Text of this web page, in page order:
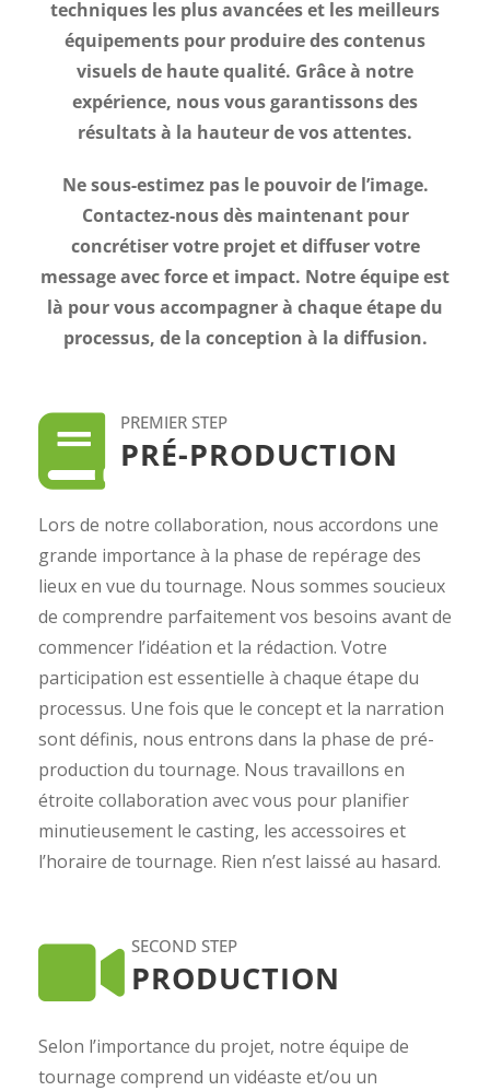
techniques les plus avancées et les meilleurs
équipements pour produire des contenus
visuels de haute qualité. Grâce à notre
expérience, nous vous garantissons des
résultats à la hauteur de vos attentes.
Ne sous-estimez pas le pouvoir de l’image.
Contactez-nous dès maintenant pour
concrétiser votre projet et diffuser votre
message avec force et impact. Notre équipe est
là pour vous accompagner à chaque étape du
processus, de la conception à la diffusion.
PREMIER STEP
PRÉ-PRODUCTION
Lors de notre collaboration, nous accordons une
grande importance à la phase de repérage des
lieux en vue du tournage. Nous sommes soucieux
de comprendre parfaitement vos besoins avant de
commencer l’idéation et la rédaction. Votre
participation est essentielle à chaque étape du
processus. Une fois que le concept et la narration
sont définis, nous entrons dans la phase de pré-
production du tournage. Nous travaillons en
étroite collaboration avec vous pour planifier
minutieusement le casting, les accessoires et
l’horaire de tournage. Rien n’est laissé au hasard.
SECOND STEP
PRODUCTION
Selon l’importance du projet, notre équipe de
tournage comprend un vidéaste et/ou un